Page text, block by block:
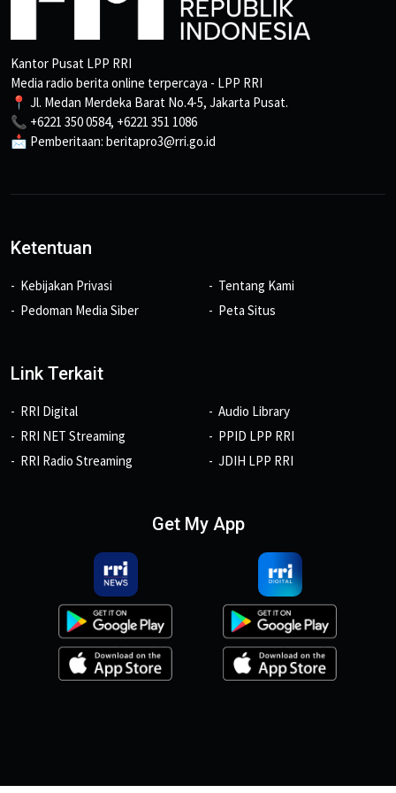
Kantor Pusat LPP RRI
Media radio berita online terpercaya - LPP RRI
📍 Jl. Medan Merdeka Barat No.4-5, Jakarta Pusat.
📞 +6221 350 0584, +6221 351 1086
📩 Pemberitaan: beritapro3@rri.go.id
Ketentuan
Kebijakan Privasi
Pedoman Media Siber
Tentang Kami
Peta Situs
Link Terkait
RRI Digital
RRI NET Streaming
RRI Radio Streaming
Audio Library
PPID LPP RRI
JDIH LPP RRI
Get My App